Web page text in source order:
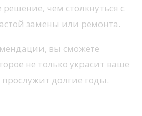
чем столкнуться с
замены или ремонта.
вы сможете
не только украсит ваше
долгие годы.